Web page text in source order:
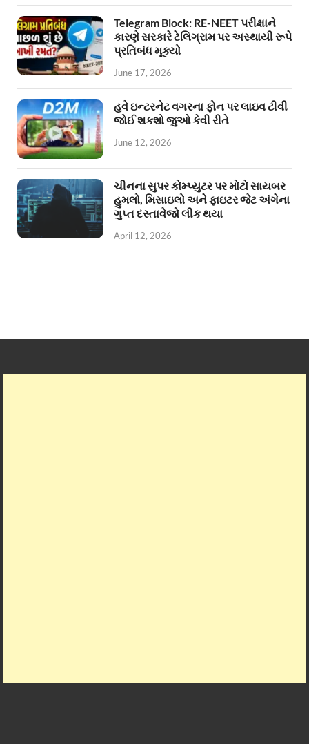
Telegram Block: RE-NEET પરીક્ષાને
કારણે સરકારે ટેલિગ્રામ પર અસ્થાયી રૂપે
પ્રતિબંધ મૂક્યો
June 17, 2026
હવે ઇન્ટરનેટ વગરના ફોન પર લાઇવ ટીવી
જોઈ શકશો જુઓ કેવી રીતે
June 12, 2026
ચીનના સુપર કોમ્પ્યુટર પર મોટો સાયબર
હુમલો, મિસાઇલો અને ફાઇટર જેટ અંગેના
ગુપ્ત દસ્તાવેજો લીક થયા
April 12, 2026